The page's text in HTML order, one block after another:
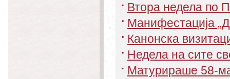
Втора недела по
Mанифестација
Канонска
Недела на сите
Матурираше 58-